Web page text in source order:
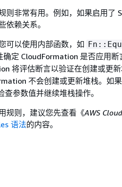
则非常有用。例如，如果启用了
依赖关系。
可以使用内部函数，如
确定 CloudFormation 是否应用
将评估断言以验证在创建或更
不会创建或更新堆栈。如
参数值并继续堆栈操作。
规则，建议您先查看《AWS
语法的内容。